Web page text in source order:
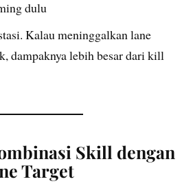
dulu
Kalau meninggalkan lane
dampaknya lebih besar dari kill
Skill dengan
Target